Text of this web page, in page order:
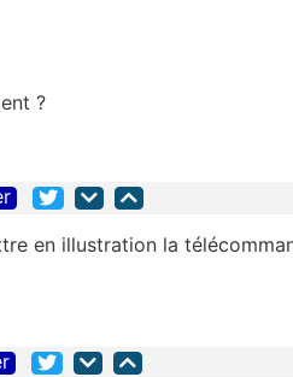
?
en illustration la